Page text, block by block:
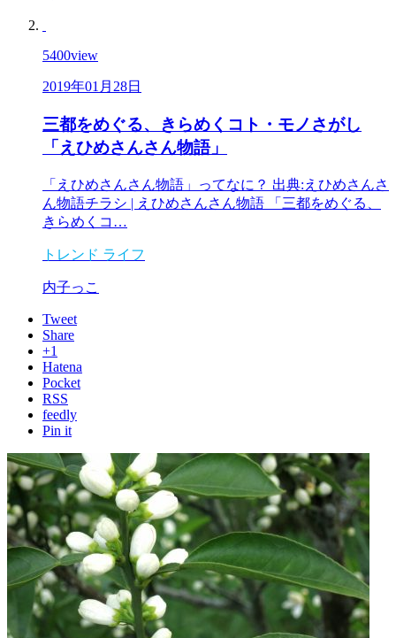
5400view
2019年01月28日
三都をめぐる、きらめくコト・モノさがし
「えひめさんさん物語」
「えひめさんさん物語」ってなに？ 出典:えひめさんさ
ん物語チラシ | えひめさんさん物語 「三都をめぐる、
きらめくコ…
トレンド ライフ
内子っこ
Tweet
Share
+1
Hatena
Pocket
RSS
feedly
Pin it